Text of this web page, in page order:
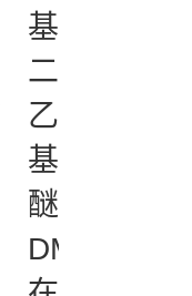
基
二
乙
基
醚
DMDÉE：